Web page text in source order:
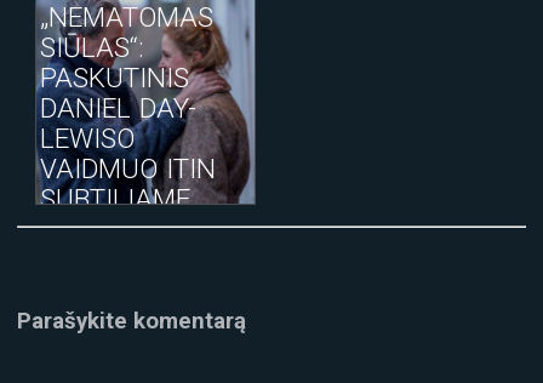
„NEMATOMAS
SIŪLAS“:
PASKUTINIS
DANIEL DAY-
LEWISO
VAIDMUO ITIN
SUBTILIAME
KINO FILME
Parašykite komentarą